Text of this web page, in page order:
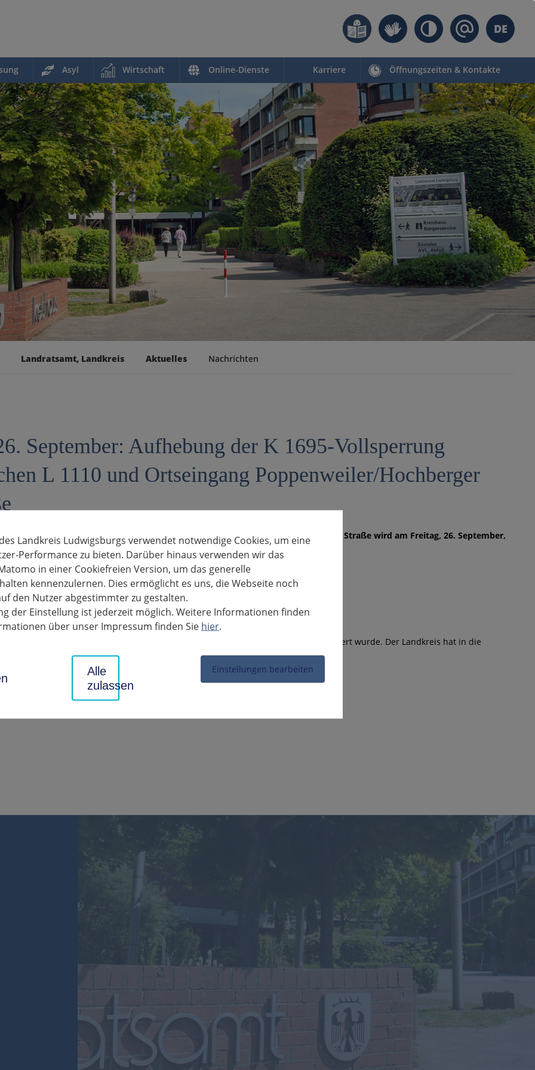
DE
Asyl Wirtschaft Online-Dienste Karriere Öffnungszeiten & Kontakte
Landratsamt, Landkreis Aktuelles Nachrichten
September: Aufhebung der K 1695-Vollsperrung
L 1110 und Ortseingang Poppenweiler/Hochberger
der K 1695 zwischen L 1110 und dem Ortseingang Poppenweiler/Hochberger Straße wird am Freitag, 26. September,
Danach werden noch Restarbeiten ausgeführt.
ab 26. September wieder fahren.
der Kreisstraße wurde nötig, weil der Fahrbahnbelag auf einem Teilabschnitt saniert wurde. Der Landkreis hat in die
140.000 Euro investiert.
Landkreis Ludwigsburgs verwendet notwendige Cookies, um eine
Performance zu bieten. Darüber hinaus verwenden wir das
in einer Cookiefreien Version, um das generelle
kennenzulernen. Dies ermöglicht es uns, die Webseite noch
den Nutzer abgestimmter zu gestalten.
der Einstellung ist jederzeit möglich. Weitere Informationen finden
über unser Impressum finden Sie hier.
Einstellungen bearbeiten
Alle
zulassen